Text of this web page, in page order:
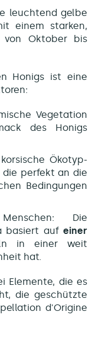
leuchtend gelbe
einem starken,
von Oktober bis
Honigs ist eine
Vegetation
des Honigs
Ökotyp-
die perfekt an die
Bedingungen
Die
basiert auf einer
in einer weit
hat.
Elemente, die es
die geschützte
d'Origine